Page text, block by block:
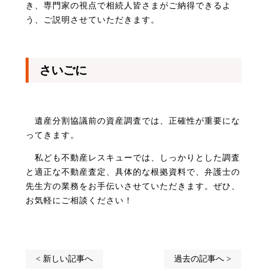
き、専門家の視点で相続人皆さまがご納得できるよ
う、ご説明させていただきます。
さいごに
遺産分割協議前の資産調査では、正確性が重要にな
ってきます。
私ども不動産レスキューでは、しっかりとした調査
と適正な不動産査定、具体的な根拠資料で、弁護士の
先生方の業務をお手伝いさせていただきます。 ぜひ、
お気軽にご相談ください！
< 新しい記事へ 過去の記事へ >